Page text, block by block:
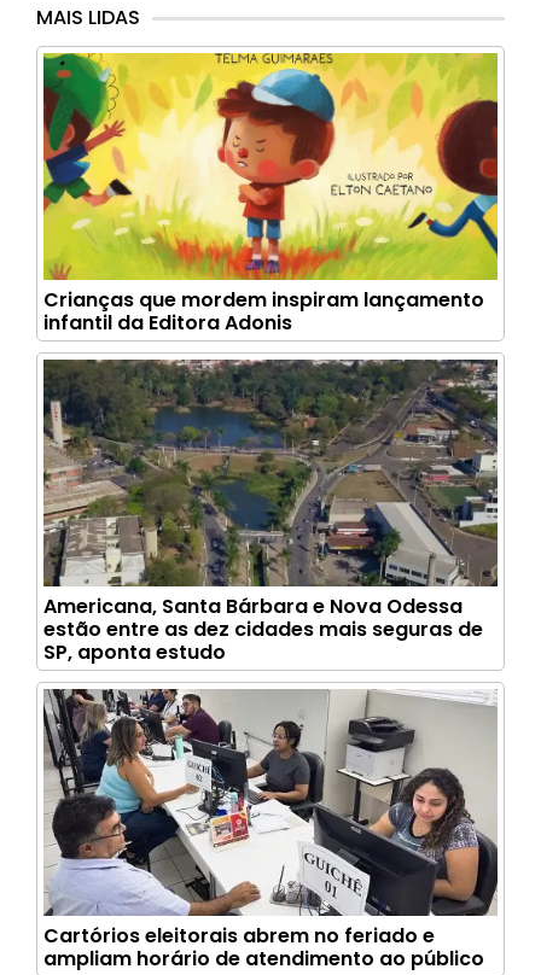
MAIS LIDAS
Crianças que mordem inspiram lançamento
infantil da Editora Adonis
Americana, Santa Bárbara e Nova Odessa
estão entre as dez cidades mais seguras de
SP, aponta estudo
Cartórios eleitorais abrem no feriado e
ampliam horário de atendimento ao público